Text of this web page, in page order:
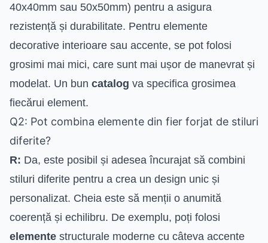
40x40mm sau 50x50mm) pentru a asigura
rezistență și durabilitate. Pentru elemente
decorative interioare sau accente, se pot folosi
grosimi mai mici, care sunt mai ușor de manevrat și
modelat. Un bun catalog va specifica grosimea
fiecărui element.
Q2: Pot combina elemente din fier forjat de stiluri
diferite?
R: Da, este posibil și adesea încurajat să combini
stiluri diferite pentru a crea un design unic și
personalizat. Cheia este să menții o anumită
coerență și echilibru. De exemplu, poți folosi
elemente structurale moderne cu câteva accente